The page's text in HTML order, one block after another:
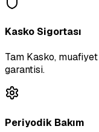
Kasko Sigortası
Tam Kasko,
garantisi.
Periyodik Bakım